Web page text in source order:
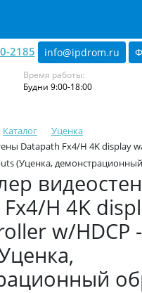
2185 info@ipdrom.ru
Время работы:
Будни 9:00-18:00
Каталог
Уценка
Datapath Fx4/H 4K display
(Уценка,
H 4K
w/HDCP